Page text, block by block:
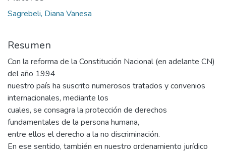
Sagrebeli, Diana Vanesa
Resumen
Con la reforma de la Constitución Nacional (en adelante CN)
del año 1994
nuestro país ha suscrito numerosos tratados y convenios
internacionales, mediante los
cuales, se consagra la protección de derechos
fundamentales de la persona humana,
entre ellos el derecho a la no discriminación.
En ese sentido, también en nuestro ordenamiento jurídico